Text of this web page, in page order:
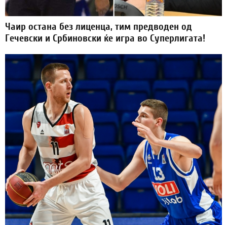
Чаир остана без лиценца, тим предводен од
Гечевски и Србиновски ќе игра во Суперлигата!